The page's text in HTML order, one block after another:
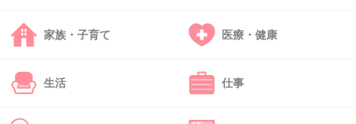
39. 匿名 2026/06/03(水) 09:50:59
セブンよりあなたの人生が負けていると思う
家族・子育て 医療・健康
生活 仕事